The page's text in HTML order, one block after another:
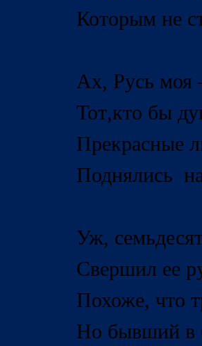
Которым не
Ах, Русь моя
Тот,кто бы
Прекрасные
Поднялись
Уж,
Свершил ее
Похоже, что
Но бывший в